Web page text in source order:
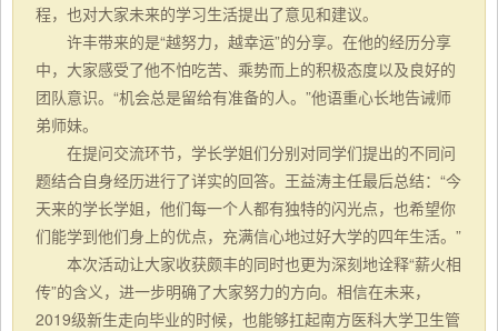
程，也对大家未来的学习生活提出了意见和建议。
许丰带来的是“越努力，越幸运”的分享。在他的经历分享
中，大家感受了他不怕吃苦、乘势而上的积极态度以及良好的
团队意识。“机会总是留给有准备的人。”他语重心长地告诫师
弟师妹。
在提问交流环节，学长学姐们分别对同学们提出的不同问
题结合自身经历进行了详实的回答。王益涛主任最后总结：“今
天来的学长学姐，他们每一个人都有独特的闪光点，也希望你
们能学到他们身上的优点，充满信心地过好大学的四年生活。”
本次活动让大家收获颇丰的同时也更为深刻地诠释“薪火相
传”的含义，进一步明确了大家努力的方向。相信在未来，
2019级新生走向毕业的时候，也能够扛起南方医科大学卫生管